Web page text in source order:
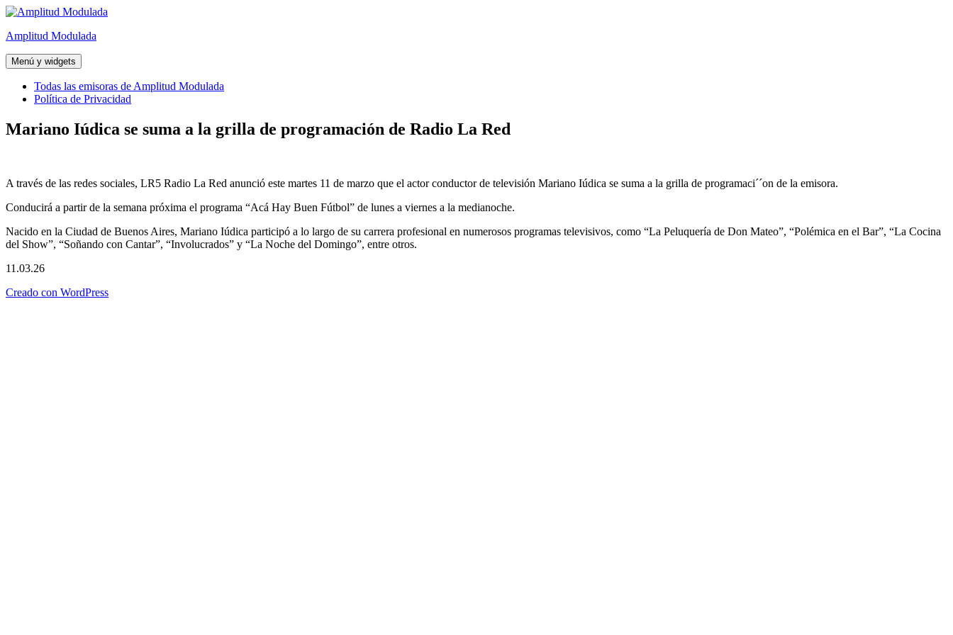
Saltar
contenido
Amplitud Modulada
Menú y widgets
Todas las emisoras de Amplitud Modulada
Política de Privacidad
Mariano Iúdica se suma a la grilla de programación de Radio La Red
A través de las redes sociales, LR5 Radio La Red anunció este martes 11 de marzo que el actor conductor de televisión Mariano Iúdica se suma a la grilla de programaci´´on de la emisora.
Conducirá a partir de la semana próxima el programa “Acá Hay Buen Fútbol” de lunes a viernes a la medianoche.
Nacido en la Ciudad de Buenos Aires, Mariano Iúdica participó a lo largo de su carrera profesional en numerosos programas televisivos, como “La Peluquería de Don Mateo”, “Polémica en el Bar”, “La Cocina
del Show”, “Soñando con Cantar”, “Involucrados” y “La Noche del Domingo”, entre otros.
11.03.26
Creado con WordPress